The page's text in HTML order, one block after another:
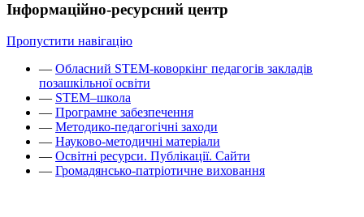
Інформаційно-ресурсний центр
Пропустити навігацію
— Обласний STEM-коворкінг педагогів закладів
позашкільної освіти
— STEM–школа
— Програмне забезпечення
— Методико-педагогічні заходи
— Науково-методичні матеріали
— Освітні ресурси. Публікації. Сайти
— Громадянсько-патріотичне виховання